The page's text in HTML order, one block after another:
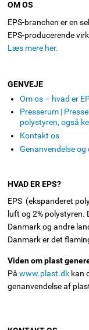
OM OS
EPS-branchen er en
EPS-producerende
Læs mere her.
GENVEJE
Om os – hvad er
Presserum |
polystyren, også
Kontakt os
Genanvendelse
HVAD ER EPS?
EPS (ekspanderet
luft og 2% polystyren.
Danmark og andre
Danmark er det
Viden om plast
Påwww.plast.dk kan
genanvendelse af